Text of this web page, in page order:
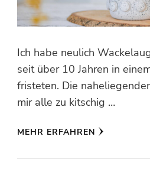
Ich habe neulich
seit über 10 Jahren in
fristeten. Die
mir alle zu kitschig …
MEHR ERFAHREN